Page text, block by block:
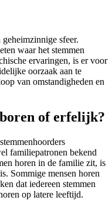
sfeer.
waar het stemmen
ervaringen, is er voor
oorzaak aan te
van omstandigheden en
of erfelijk?
familiepatronen bekend
horen in de familie zit, is
Sommige mensen horen
dat iedereen stemmen
op latere leeftijd.